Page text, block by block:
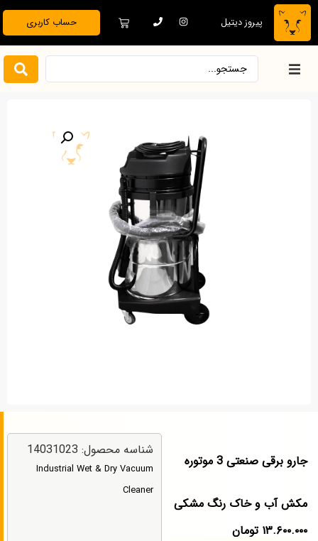
پیروز دیتیل حساب کاربری
دیتیلینگ تخصصی
نظافت و نگهداری
جارو برقی صنعتی 3 موتوره
مکش آب و خاک رنگ مشکی
۱۳.۶۰۰.۰۰۰ تومان
شناسه محصول: 14031023
Industrial Wet & Dry Vacuum
Cleaner